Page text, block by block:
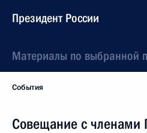
Президент России
Материалы по выбранной
События
Совещание с членами